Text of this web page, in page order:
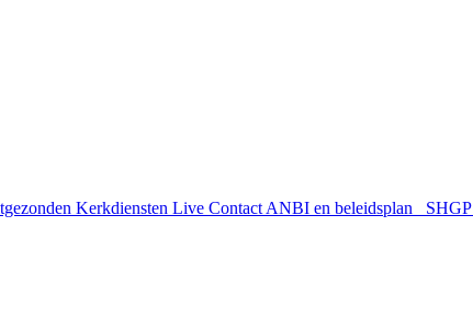
Kerkdiensten Live Contact ANBI en beleidsplan SHGP